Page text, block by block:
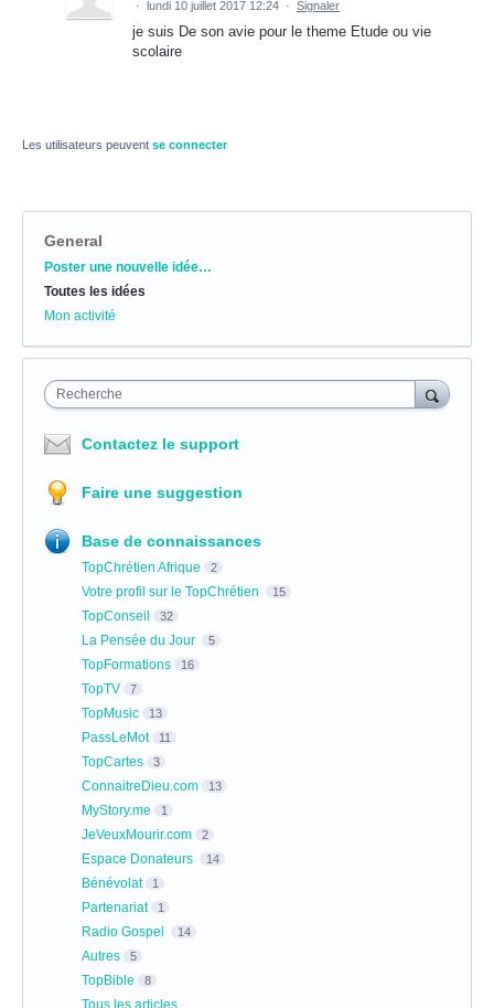
· lundi 10 juillet 2017 12:24 · Signaler
je suis De son avie pour le theme Etude ou vie
scolaire
Les utilisateurs peuvent se connecter
General
Catégories
Poster une nouvelle idée…
Toutes les idées
Mon activité
Recherche
Contactez le support
Faire une suggestion
Base de connaissances
TopChrétien Afrique 2
Votre profil sur le TopChrétien 15
TopConseil 32
La Pensée du Jour 5
TopFormations 16
TopTV 7
TopMusic 13
PassLeMot 11
TopCartes 3
ConnaitreDieu.com 13
MyStory.me 1
JeVeuxMourir.com 2
Espace Donateurs 14
Bénévolat 1
Partenariat 1
Radio Gospel 14
Autres 5
TopBible 8
Tous les articles